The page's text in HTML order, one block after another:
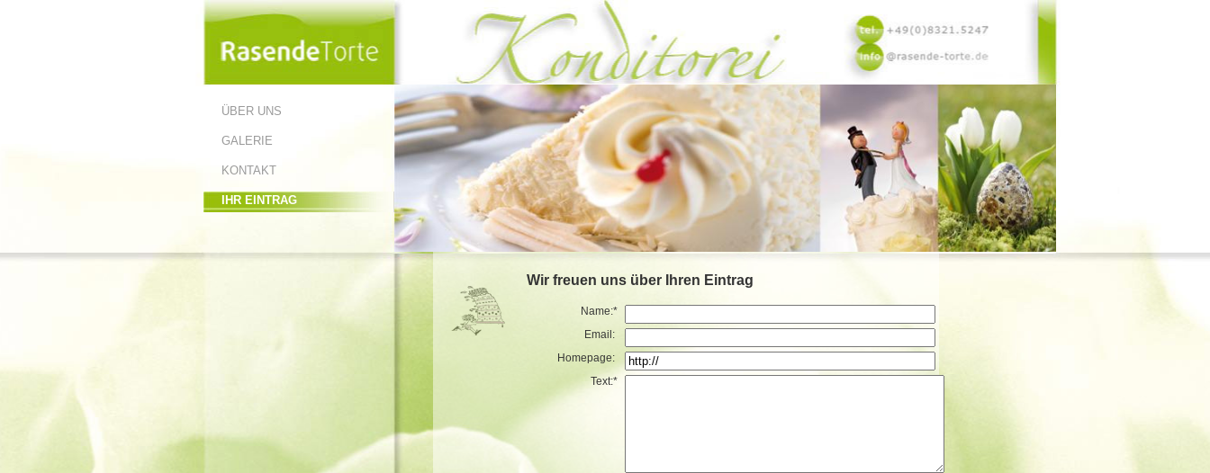
ÜBER UNS
GALERIE
KONTAKT
IHR EINTRAG
Wir freuen uns über Ihren Eintrag
Name:*
Email:
Homepage:
Text:*